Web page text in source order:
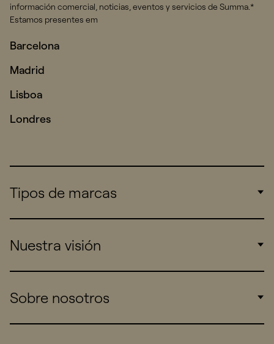
información comercial, noticias, eventos y servicios de Summa.*
Estamos presentes em
Barcelona
Madrid
Lisboa
Londres
Tipos de marcas
Consumers
Startups
Nuestra visión
Work
Sobre nosotros